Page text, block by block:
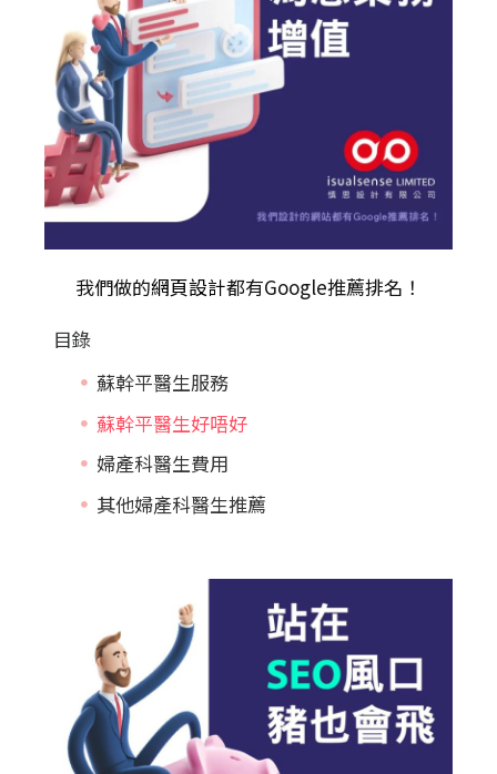
我們做的網頁設計都有Google推薦排名！
目錄
蘇幹平醫生服務
蘇幹平醫生好唔好
婦產科醫生費用
其他婦產科醫生推薦